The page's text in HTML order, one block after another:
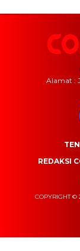
Alamat :
REDAKSI
COPYRIGHT ©